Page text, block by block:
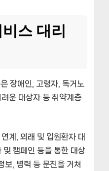
스 대리
장애인, 고령자, 독거노
운 대상자 등 취약계층
계, 외래 및 입원환자 대
및 캠페인 등을 통한 대상
보, 병력 등 문진을 거쳐